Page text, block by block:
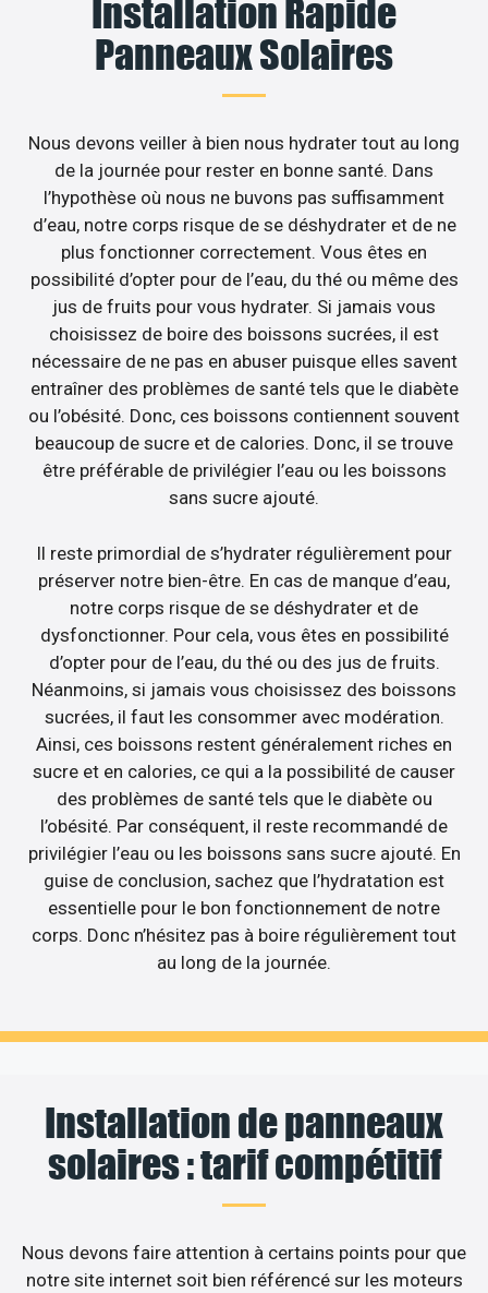
Installation Rapide
Panneaux Solaires
Nous devons veiller à bien nous hydrater tout au long
de la journée pour rester en bonne santé. Dans
l’hypothèse où nous ne buvons pas suffisamment
d’eau, notre corps risque de se déshydrater et de ne
plus fonctionner correctement. Vous êtes en
possibilité d’opter pour de l’eau, du thé ou même des
jus de fruits pour vous hydrater. Si jamais vous
choisissez de boire des boissons sucrées, il est
nécessaire de ne pas en abuser puisque elles savent
entraîner des problèmes de santé tels que le diabète
ou l’obésité. Donc, ces boissons contiennent souvent
beaucoup de sucre et de calories. Donc, il se trouve
être préférable de privilégier l’eau ou les boissons
sans sucre ajouté.
Il reste primordial de s’hydrater régulièrement pour
préserver notre bien-être. En cas de manque d’eau,
notre corps risque de se déshydrater et de
dysfonctionner. Pour cela, vous êtes en possibilité
d’opter pour de l’eau, du thé ou des jus de fruits.
Néanmoins, si jamais vous choisissez des boissons
sucrées, il faut les consommer avec modération.
Ainsi, ces boissons restent généralement riches en
sucre et en calories, ce qui a la possibilité de causer
des problèmes de santé tels que le diabète ou
l’obésité. Par conséquent, il reste recommandé de
privilégier l’eau ou les boissons sans sucre ajouté. En
guise de conclusion, sachez que l’hydratation est
essentielle pour le bon fonctionnement de notre
corps. Donc n’hésitez pas à boire régulièrement tout
au long de la journée.
Installation de panneaux
solaires : tarif compétitif
Nous devons faire attention à certains points pour que
notre site internet soit bien référencé sur les moteurs